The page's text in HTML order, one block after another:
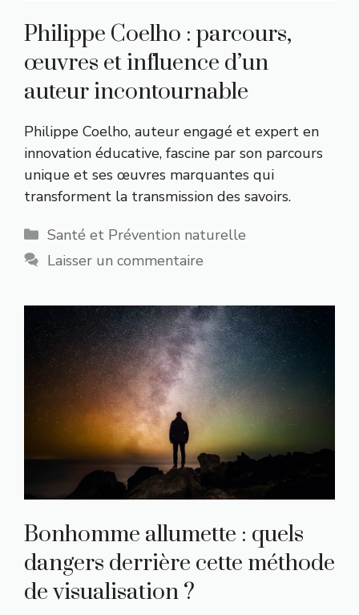
Philippe Coelho : parcours,
œuvres et influence d’un
auteur incontournable
Philippe Coelho, auteur engagé et expert en
innovation éducative, fascine par son parcours
unique et ses œuvres marquantes qui
transforment la transmission des savoirs.
Catégories
Santé et Prévention naturelle
Laisser un commentaire
Bonhomme allumette : quels
dangers derrière cette méthode
de visualisation ?